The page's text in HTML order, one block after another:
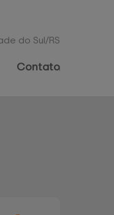
do Sul/RS
Contato